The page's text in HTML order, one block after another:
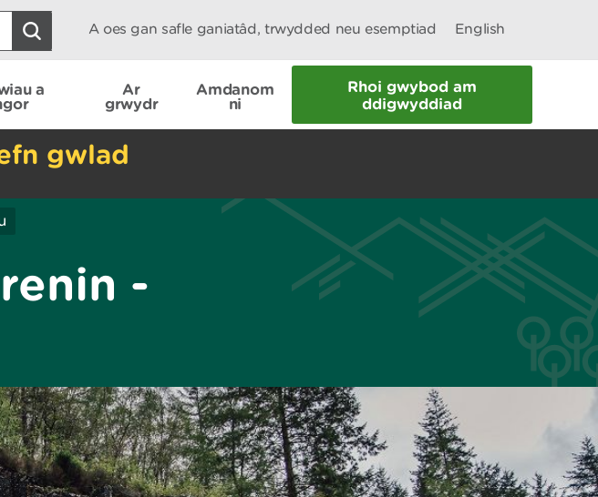
A oes gan safle ganiatâd, trwydded neu esemptiad English
a
Ar
grwydr
Amdanom
ni
Rhoi gwybod am
ddigwyddiad
gwlad
-